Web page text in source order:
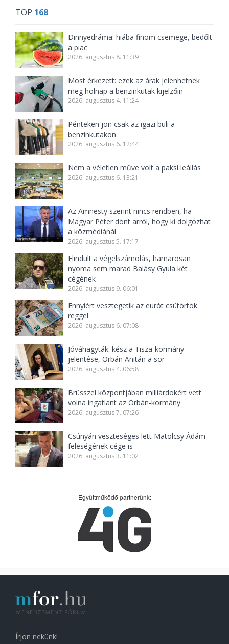
TOP 168
Dinnyedráma: hiába finom csemege, bedőlt
a piac
2026. augusztus 8. 11:39
Most érkezett: ezek az árak jelenhetnek
meg holnap a benzinkutak kijelzőin
2026. augusztus 4. 11:24
Pénteken jön csak az igazi buli a
benzinkutakon
2026. augusztus 6. 12:44
Nem a véletlen műve volt a paksi leállás
2026. augusztus 6. 13:21
Az Amnesty szerint nincs rendben, ha
Magyar Péter dönt arról, hogy ki dolgozhat
a közmédiánál
2026. augusztus 5. 17:17
Elindult a végelszámolás, hamarosan
nyoma sem marad Balásy Gyula két
cégének
2026. augusztus 9. 06:01
Ennyiért vesztegetik az eurót csütörtök
reggel
2026. augusztus 6. 07:08
Jóváhagyták: kész a Tisza-kormány
jelentése, Orbán Anitán a sor
2026. augusztus 4. 06:58
Brüsszel központjában milliárdokért vett
volna ingatlant az Orbán-kormány
2026. augusztus 7. 07:26
Csúnyán veszteséges lett Matolcsy Ádám
feleségének cége is
2026. augusztus 3. 11:02
Együttműködő partnerünk:
Írjon nekünk!